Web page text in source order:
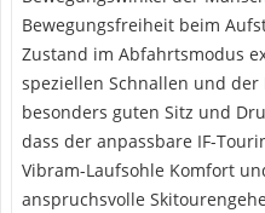
Bewegungsfreiheit beim
Zustand im Abfahrtsmodus
speziellen Schnallen und
besonders guten Sitz und
dass der anpassbare IF-
Vibram-Laufsohle Komfort
anspruchsvolle